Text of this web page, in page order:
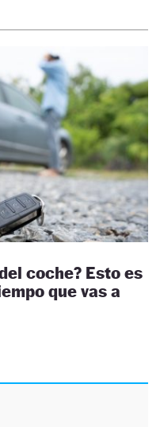
coche? Esto es
que vas a